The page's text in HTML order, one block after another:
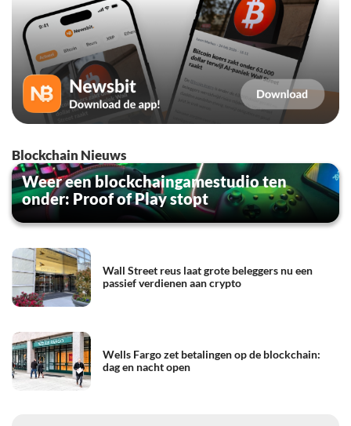
Blockchain Nieuws
Weer een blockchaingamestudio ten
onder: Proof of Play stopt
Wall Street reus laat grote beleggers nu een
passief verdienen aan crypto
Wells Fargo zet betalingen op de blockchain:
dag en nacht open